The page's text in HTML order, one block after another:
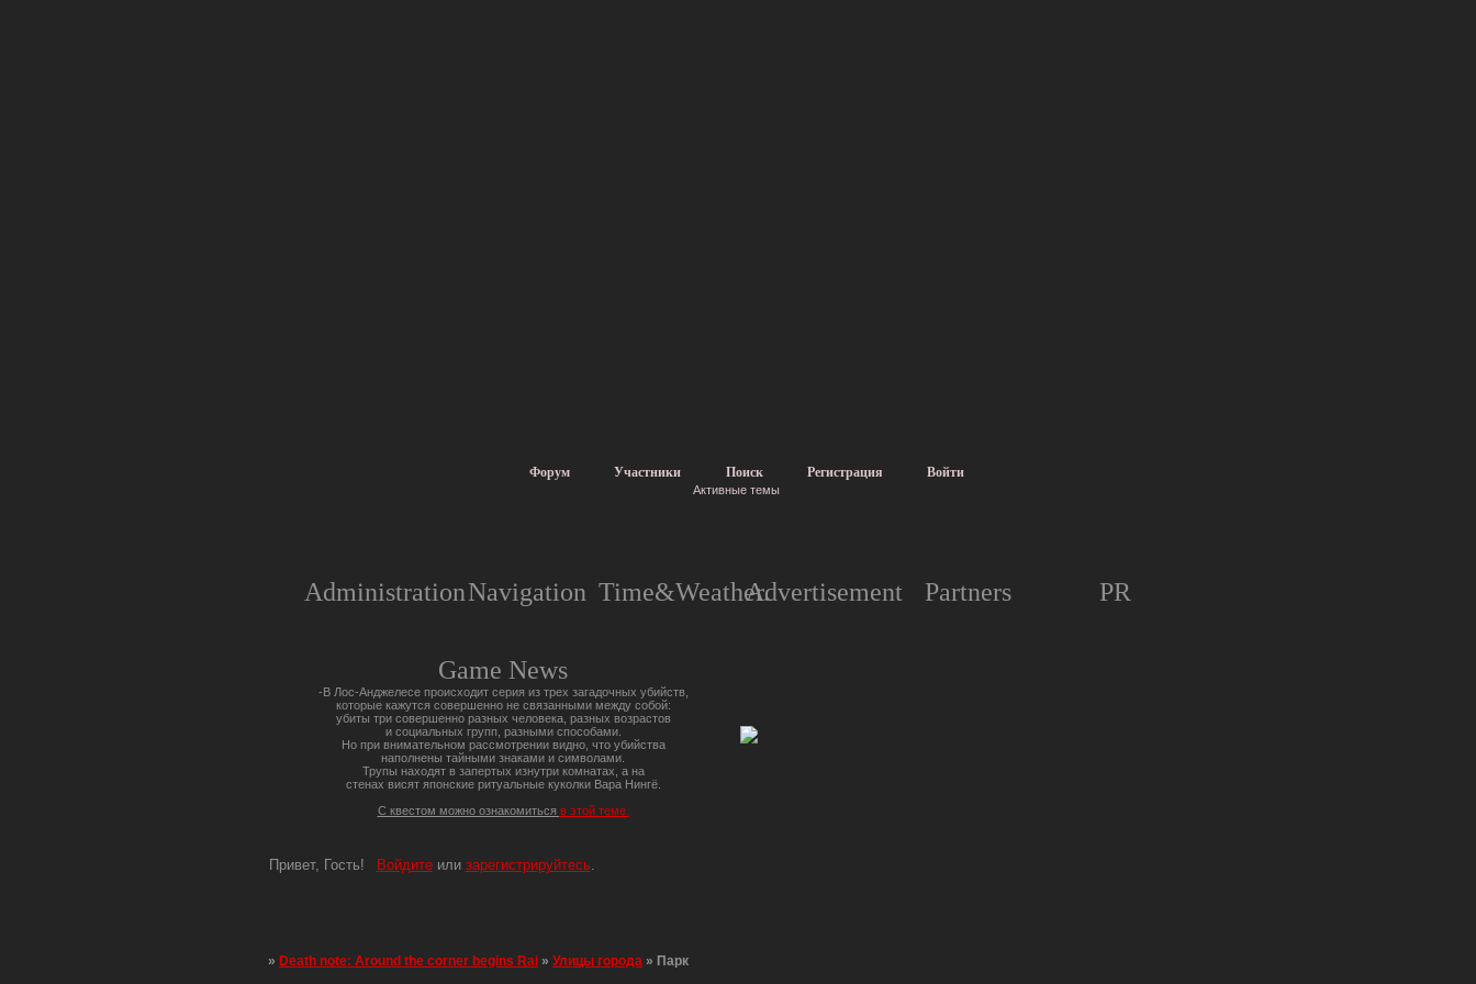
Форум Участники Поиск Регистрация Войти
Активные темы
AdministrationNavigation Time&Weather.Advertisement Partners PR
Game News
-В Лос-Анджелесе происходит серия из трех загадочных убийств,
которые кажутся совершенно не связанными между собой:
убиты три совершенно разных человека, разных возрастов
и социальных групп, разными способами.
Но при внимательном рассмотрении видно, что убийства
наполнены тайными знаками и символами.
Трупы находят в запертых изнутри комнатах, а на
стенах висят японские ритуальные куколки Вара Нингё.
С квестом можно ознакомиться в этой теме.
Привет, Гость! Войдитеили зарегистрируйтесь.
»Death note: Around the corner begins Rai »Улицы города » Парк